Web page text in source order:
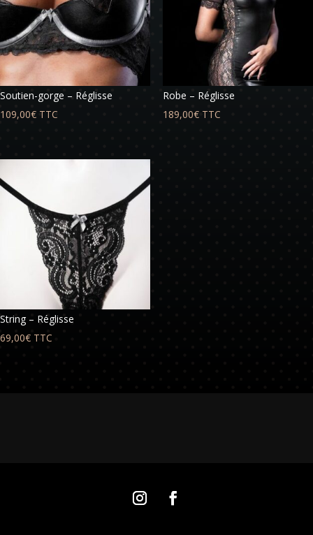
Soutien-gorge – Réglisse
109,00€ TTC
Robe – Réglisse
189,00€ TTC
String – Réglisse
69,00€ TTC